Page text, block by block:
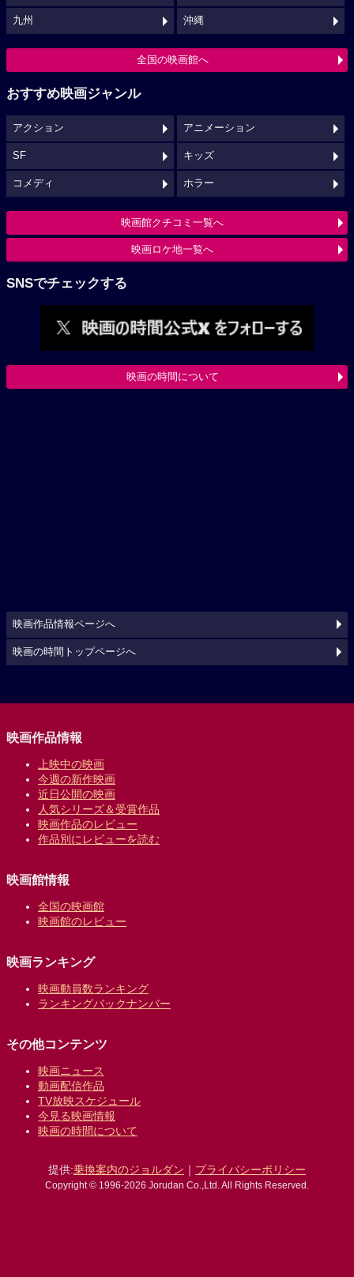
九州 沖縄
全国の映画館へ
おすすめ映画ジャンル
アクション アニメーション
SF キッズ
コメディ ホラー
映画館クチコミ一覧へ
映画ロケ地一覧へ
SNSでチェックする
映画の時間について
映画作品情報ページへ
映画の時間トップページへ
映画作品情報
上映中の映画
今週の新作映画
近日公開の映画
人気シリーズ＆受賞作品
映画作品のレビュー
作品別にレビューを読む
映画館情報
全国の映画館
映画館のレビュー
映画ランキング
映画動員数ランキング
ランキングバックナンバー
その他コンテンツ
映画ニュース
動画配信作品
TV放映スケジュール
今見る映画情報
映画の時間について
提供:乗換案内のジョルダン ｜ プライバシーポリシー
Copyright © 1996-2026 Jorudan Co.,Ltd. All Rights Reserved.